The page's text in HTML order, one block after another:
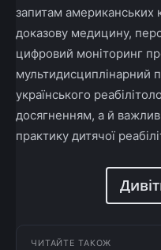
запитам американських
доказову медицину,
цифровий моніторинг
мультидисциплінарний
українського
досягненням, а й
практику дитячої
ЧИТАЙТЕ ТАКОЖ